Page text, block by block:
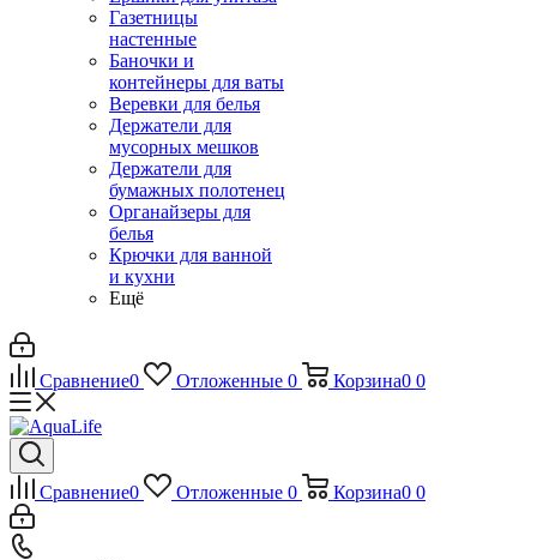
Газетницы
настенные
Баночки и
контейнеры для ваты
Веревки для белья
Держатели для
мусорных мешков
Держатели для
бумажных полотенец
Органайзеры для
белья
Крючки для ванной
и кухни
Ещё
Сравнение0 Отложенные 0 Корзина0 0
Сравнение0 Отложенные 0 Корзина0 0